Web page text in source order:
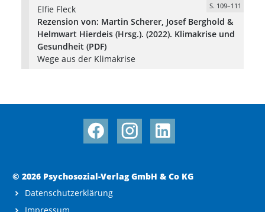
Elfie Fleck
S. 109–111
Rezension von: Martin Scherer, Josef Berghold &
Helmwart Hierdeis (Hrsg.). (2022). Klimakrise und
Gesundheit (PDF)
Wege aus der Klimakrise
© 2026 Psychosozial-Verlag GmbH & Co KG
Datenschutzerklärung